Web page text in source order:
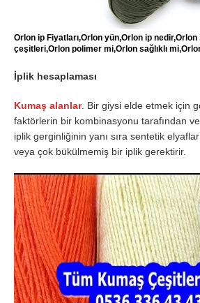
Orlon ip Fiyatları,Orlon yün,Orlon ip nedir,Orlon
çeşitleri,Orlon polimer mi,Orlon sağlıklı
İplik hesaplaması
Kumaş alanlar. Bir giysi elde etmek için
faktörlerin bir kombinasyonu tarafından
iplik gerginliğinin yanı sıra sentetik
veya çok bükülmemiş bir iplik gerektirir.